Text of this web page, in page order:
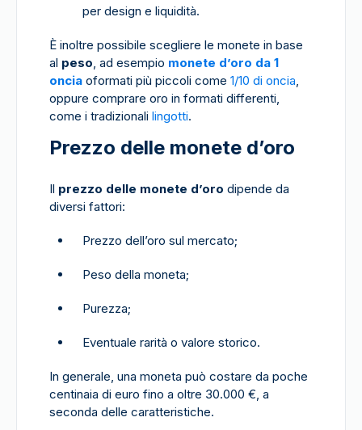
per design e liquidità.
È inoltre possibile scegliere le monete in base
al peso, ad esempio monete d’oro da 1
oncia oformati più piccoli come 1/10 di oncia,
oppure comprare oro in formati differenti,
come i tradizionali lingotti.
Prezzo delle monete d’oro
Il prezzo delle monete d’oro dipende da
diversi fattori:
Prezzo dell’oro sul mercato;
Peso della moneta;
Purezza;
Eventuale rarità o valore storico.
In generale, una moneta può costare da poche
centinaia di euro fino a oltre 30.000 €, a
seconda delle caratteristiche.